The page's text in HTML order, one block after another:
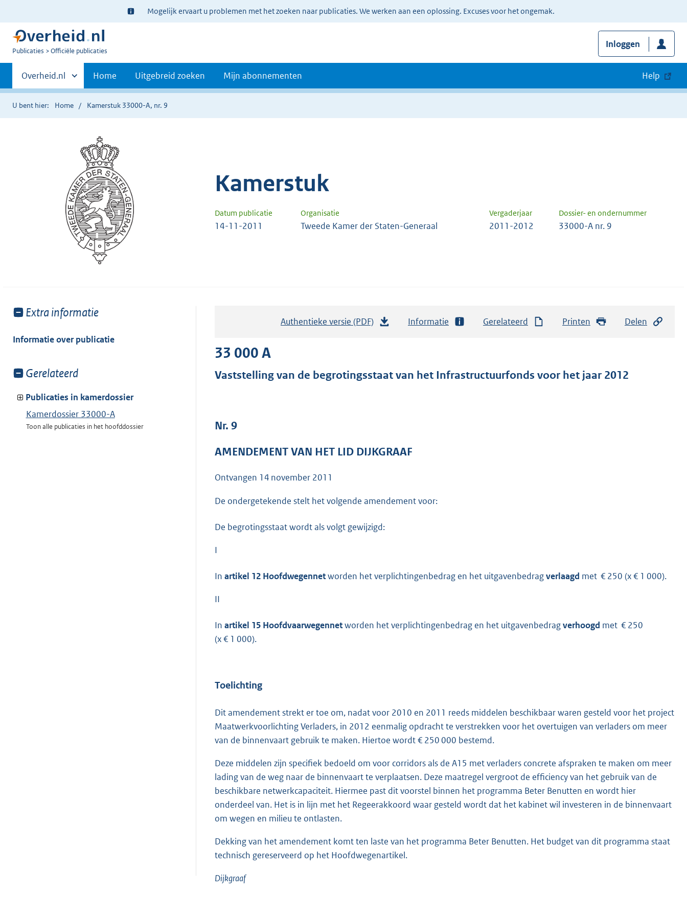
Ter
informatie:
Mogelijk ervaart u problemen met het zoeken naar publicaties. We werken aan een oplossing. Excuses voor het ongemak.
U
Publicaties Officiële publicaties
Inloggen
Primaire
navigatie
Andere
sites
binnen
Overheid.nl Home Uitgebreid zoeken Mijn abonnementen Help
U bent hier: Home Kamerstuk 33000-A, nr. 9
Kamerstuk
Datum publicatie Organisatie Vergaderjaar Dossier- en ondernummer
14-11-2011 Tweede Kamer der Staten-Generaal 2011-2012 33000-A nr. 9
Toon
van:
Extra informatie
Informatie over publicatie
Toon
van:
Gerelateerd
Publicaties in kamerdossier
Kamerdossier 33000-A
Toon alle publicaties in het hoofddossier
Authentieke versie (PDF)
a
r
t
:
Informatie Gerelateerd Printen Delen
33 000 A
Vaststelling van de begrotingsstaat van het Infrastructuurfonds voor het jaar 2012
Nr. 9
AMENDEMENT VAN HET LID DIJKGRAAF
Ontvangen 14 november 2011
De ondergetekende stelt het volgende amendement voor:
De begrotingsstaat wordt als volgt gewijzigd:
I
In artikel 12 Hoofdwegennetworden het verplichtingenbedrag en het uitgavenbedragverlaagd met € 250 (x € 1 000).
II
In artikel 15 Hoofdvaarwegennetworden het verplichtingenbedrag en het uitgavenbedragverhoogd met € 250
(x € 1 000).
Toelichting
Dit amendement strekt er toe om, nadat voor 2010 en 2011 reeds middelen beschikbaar waren gesteld voor het project
Maatwerkvoorlichting Verladers, in 2012 eenmalig opdracht te verstrekken voor het overtuigen van verladers om meer
van de binnenvaart gebruik te maken. Hiertoe wordt € 250 000 bestemd.
Deze middelen zijn specifiek bedoeld om voor corridors als de A15 met verladers concrete afspraken te maken om meer
lading van de weg naar de binnenvaart te verplaatsen. Deze maatregel vergroot de efficiency van het gebruik van de
beschikbare netwerkcapaciteit. Hiermee past dit voorstel binnen het programma Beter Benutten en wordt hier
onderdeel van. Het is in lijn met het Regeerakkoord waar gesteld wordt dat het kabinet wil investeren in de binnenvaart
om wegen en milieu te ontlasten.
Dekking van het amendement komt ten laste van het programma Beter Benutten. Het budget van dit programma staat
technisch gereserveerd op het Hoofdwegenartikel.
Dijkgraaf